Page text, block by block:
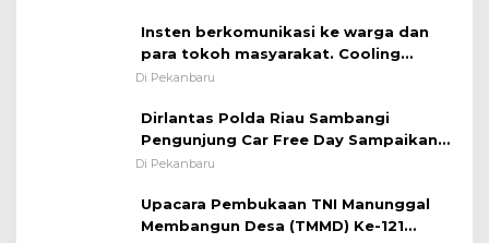
Insten berkomunikasi ke warga dan
para tokoh masyarakat. Cooling
System OMP LK ²024 Polsek Rumbai,
Pentingnya Memelihara dan Menjaga
Situasi Kondusif
Di Pekanbaru
Dirlantas Polda Riau Sambangi
Pengunjung Car Free Day Sampaikan
Pesan Edukasi Kamtibmas &
Di Pekanbaru
Upacara Pembukaan TNI Manunggal
Membangun Desa (TMMD) Ke-121